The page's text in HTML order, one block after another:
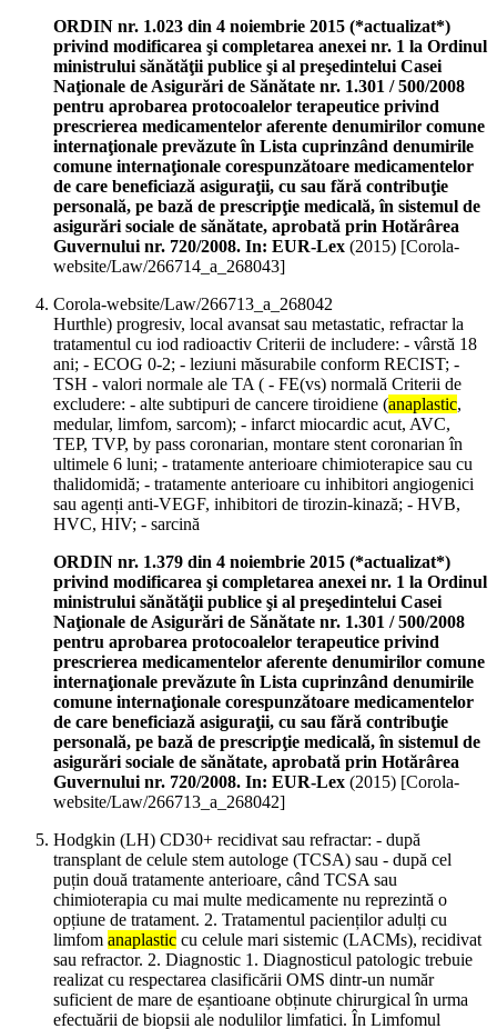
ORDIN nr. 1.023 din 4 noiembrie 2015 (*actualizat*)
privind modificarea şi completarea anexei nr. 1 la Ordinul
ministrului sănătăţii publice şi al preşedintelui Casei
Naţionale de Asigurări de Sănătate nr. 1.301 / 500/2008
pentru aprobarea protocoalelor terapeutice privind
prescrierea medicamentelor aferente denumirilor comune
internaţionale prevăzute în Lista cuprinzând denumirile
comune internaţionale corespunzătoare medicamentelor
de care beneficiază asiguraţii, cu sau fără contribuţie
personală, pe bază de prescripţie medicală, în sistemul de
asigurări sociale de sănătate, aprobată prin Hotărârea
Guvernului nr. 720/2008. In: EUR-Lex (2015) [Corola-
website/Law/266714_a_268043]
Corola-website/Law/266713_a_268042
Hurthle) progresiv, local avansat sau metastatic, refractar la
tratamentul cu iod radioactiv Criterii de includere: - vârstă 18
ani; - ECOG 0-2; - leziuni măsurabile conform RECIST; -
TSH - valori normale ale TA ( - FE(vs) normală Criterii de
excludere: - alte subtipuri de cancere tiroidiene (anaplastic,
medular, limfom, sarcom); - infarct miocardic acut, AVC,
TEP, TVP, by pass coronarian, montare stent coronarian în
ultimele 6 luni; - tratamente anterioare chimioterapice sau cu
thalidomidă; - tratamente anterioare cu inhibitori angiogenici
sau agenți anti-VEGF, inhibitori de tirozin-kinază; - HVB,
HVC, HIV; - sarcină
ORDIN nr. 1.379 din 4 noiembrie 2015 (*actualizat*)
privind modificarea şi completarea anexei nr. 1 la Ordinul
ministrului sănătăţii publice şi al preşedintelui Casei
Naţionale de Asigurări de Sănătate nr. 1.301 / 500/2008
pentru aprobarea protocoalelor terapeutice privind
prescrierea medicamentelor aferente denumirilor comune
internaţionale prevăzute în Lista cuprinzând denumirile
comune internaţionale corespunzătoare medicamentelor
de care beneficiază asiguraţii, cu sau fără contribuţie
personală, pe bază de prescripţie medicală, în sistemul de
asigurări sociale de sănătate, aprobată prin Hotărârea
Guvernului nr. 720/2008. In: EUR-Lex (2015) [Corola-
website/Law/266713_a_268042]
Hodgkin (LH) CD30+ recidivat sau refractar: - după
transplant de celule stem autologe (TCSA) sau - după cel
puțin două tratamente anterioare, când TCSA sau
chimioterapia cu mai multe medicamente nu reprezintă o
opțiune de tratament. 2. Tratamentul pacienților adulți cu
limfom anaplastic cu celule mari sistemic (LACMs), recidivat
sau refractor. 2. Diagnostic 1. Diagnosticul patologic trebuie
realizat cu respectarea clasificării OMS dintr-un număr
suficient de mare de eșantioane obținute chirurgical în urma
efectuării de biopsii ale nodulilor limfatici. În Limfomul